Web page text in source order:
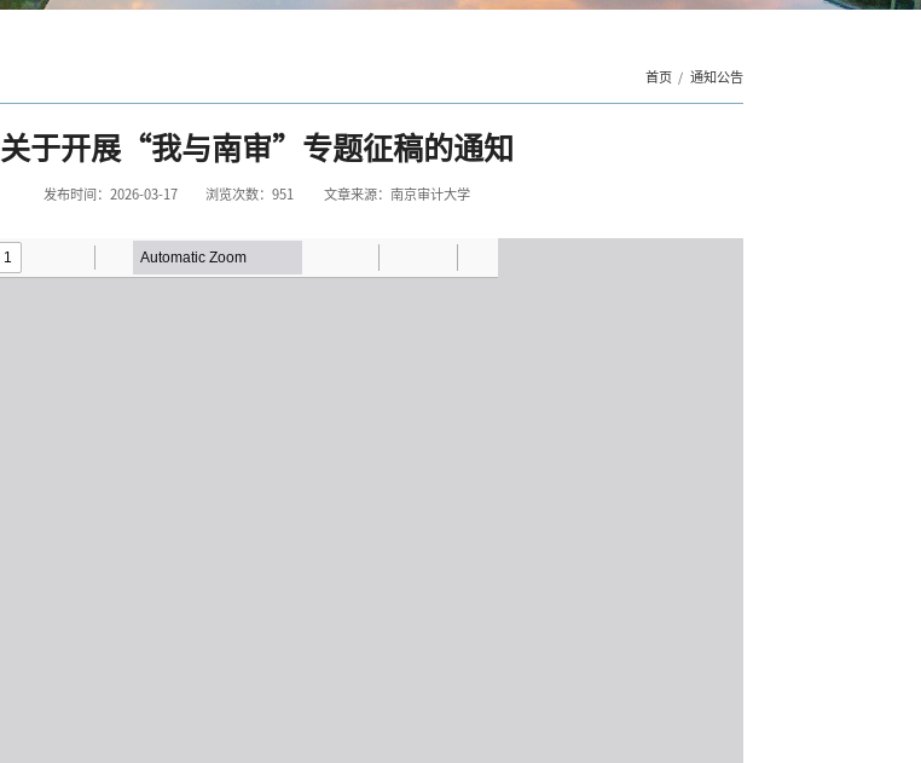
首页 通知公告
关于开展“我与南审”专题征稿的通知
发布时间：2026-03-17 浏览次数： 951 文章来源：南京审计大学